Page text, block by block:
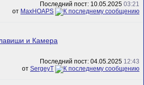
Последний пост: 10.05.2025 03:21
от MaxHOAPS
и Камера
Последний пост: 04.05.2025 12:43
от SergeyT